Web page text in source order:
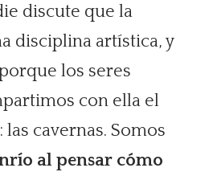
discute que la
disciplina artística, y
los seres
con ella el
cavernas. Somos
al pensar cómo